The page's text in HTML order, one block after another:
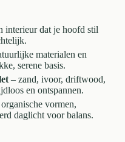
interieur dat je hoofd stil
materialen en
serene basis.
– zand, ivoor, driftwood,
en ontspannen.
vormen,
daglicht voor balans.